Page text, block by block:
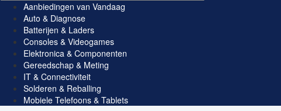
Aanbiedingen van Vandaag
Auto & Diagnose
Batterijen & Laders
Consoles & Videogames
Elektronica & Componenten
Gereedschap & Meting
IT & Connectiviteit
Solderen & Reballing
Mobiele Telefoons & Tablets